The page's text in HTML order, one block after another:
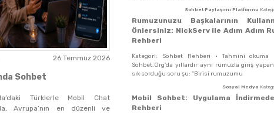
26 Temmuz 2026
Sohbet
Türklerle Mobil Chat
Avrupa’nın en düzenli ve
Sohbet Paylaşımı Platformu
Rumuzunuzu Başkalarının
Önlersiniz: NickServ ile Adım Adım
Rehberi
Kategori: Sohbet Rehberi · Tahmini okuma
Sohbet.Org'da yıllardır aynı rumuzla giriş
sık sorduğu soru şu: "Birisi rumuzumu
Sosyal Medya
Mobil Sohbet: Uygulama
Rehberi